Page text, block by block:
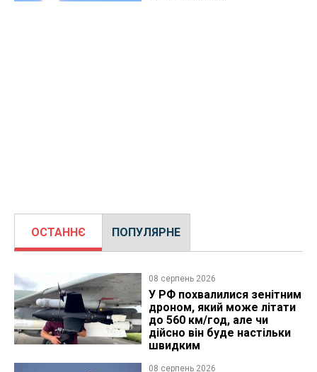
ОСТАННЄ ПОПУЛЯРНЕ
08 серпень 2026
У РФ похвалилися зенітним
дроном, який може літати
до 560 км/год, але чи
дійсно він буде настільки
швидким
08 серпень 2026